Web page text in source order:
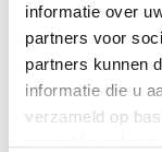
informatie over
partners voor
partners kunnen
informatie die u
verzameld op